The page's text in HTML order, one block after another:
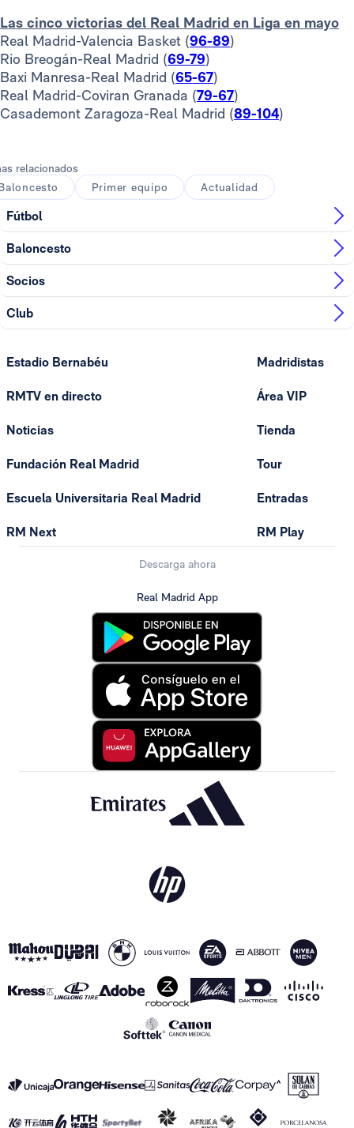
Las cinco victorias del Real Madrid en Liga en mayo
Real Madrid-Valencia Basket (96-89)
Rio Breogán-Real Madrid (69-79)
Baxi Manresa-Real Madrid (65-67)
Real Madrid-Coviran Granada (79-67)
Casademont Zaragoza-Real Madrid (89-104)
relacionados
Primer equipo Actualidad
Fútbol
Baloncesto
Socios
Club
Estadio Bernabéu
RMTV en directo
Noticias
Fundación Real Madrid
Escuela Universitaria Real Madrid
RM Next
Madridistas
Área VIP
Tienda
Tour
Entradas
RM Play
Descarga ahora
Real Madrid App